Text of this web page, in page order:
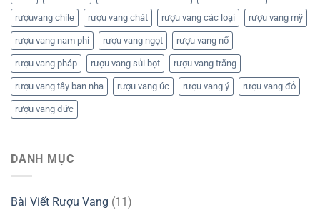
rượuvang chile rượu vang chát rượu vang các loại rượu vang mỹ
rượu vang nam phi rượu vang ngọt rượu vang nổ
rượu vang pháp rượu vang sủi bọt rượu vang trắng
rượu vang tây ban nha rượu vang úc rượu vang ý rượu vang đỏ
rượu vang đức
DANH MỤC
Bài Viết Rượu Vang (11)